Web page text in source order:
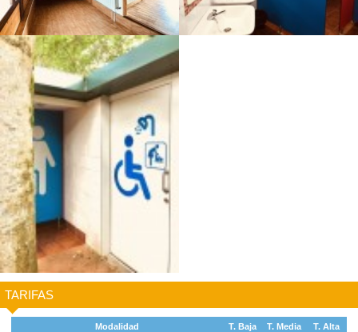
TARIFAS
Modalidad T. Baja T. Media
T. Alta